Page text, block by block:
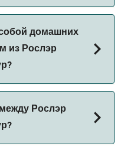
в Шербур с
домашних
из Рослэр
Европорт и
Рослэр